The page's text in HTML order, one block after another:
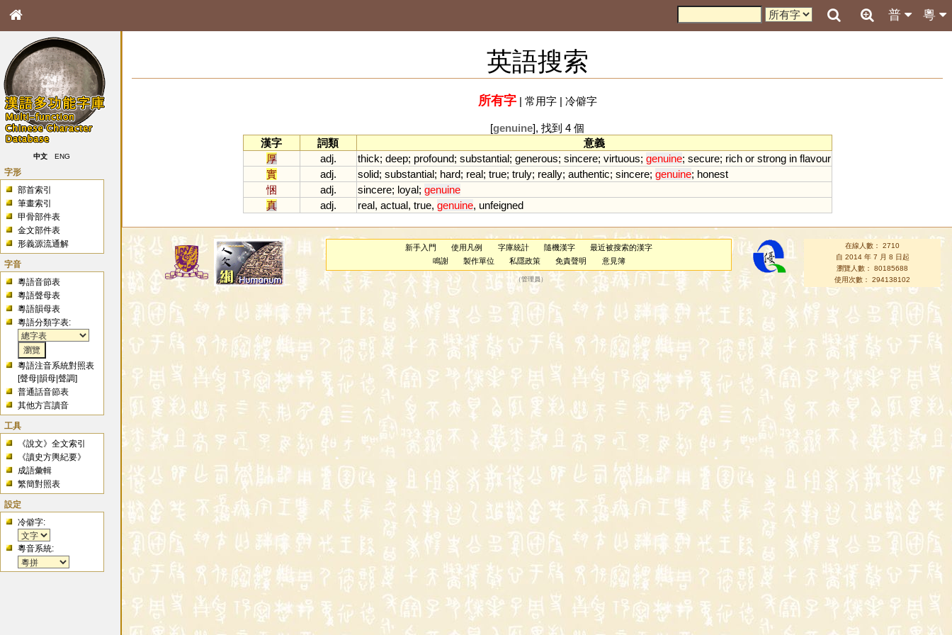
粵
普
中文 ENG
字形
部首索引
筆畫索引
甲骨部件表
金文部件表
形義源流通解
字音
粵語音節表
粵語聲母表
粵語韻母表
粵語分類字表:
粵語注音系統對照表
[聲母 |韻母 |聲調]
普通話音節表
其他方言讀音
工具
《說文》全文索引
《讀史方輿紀要》
成語彙輯
繁簡對照表
設定
冷僻字:
粵音系統:
英語搜索
所有字| 常用字| 冷僻字
[genuine], 找到 4 個
漢字
詞類
意義
厚
adj. thick; deep; profound; substantial; generous; sincere; virtuous; genuine; secure; rich or strong in flavour
實
adj. solid; substantial; hard; real; true; truly; really; authentic; sincere; genuine; honest
悃
adj. sincere; loyal; genuine
真
adj. real, actual, true, genuine, unfeigned
新手入門 使用凡例 字庫統計 隨機漢字
最近被搜索的漢字
鳴謝
製作單位 私隱政策 免責聲明 意見簿
（管理員 ）
在線人數： 2710
自 2014 年 7 月 8 日起
瀏覽人數： 80185688
使用次數： 294138102